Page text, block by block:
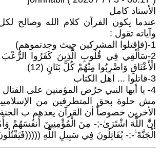
الأستاذ كامل
عندما يكون الفرآن كلام الله وصالح
وآياته تقول :
1-(فاقتلوا المشركين حيث وجدتموهم)
2-سَأُلْقِي فِي قُلُوبِ الَّذِينَ كَفَرُوا
الْأَعْنَاقِ وَاضْرِبُوا مِنْهُمْ كُلَّ بَنَانٍ (12)
3-قاتلوا ... اهل الكتاب
4- يا أيها النبي حرٌض المؤمنين على القتال
مش حلوة بحق المتطرفين من الإسلاميين
الأخرين خصوصاً أن القرآن يعدهم ب
إنَّ اللَّهَ اشْتَرَىٰ-;- مِنَ الْمُؤْمِنِينَ أَنفُسَهُمْ
الْجَنَّةَ ۚ-;- يُقَاتِلُونَ فِي سَبِيلِ اللَّهِ